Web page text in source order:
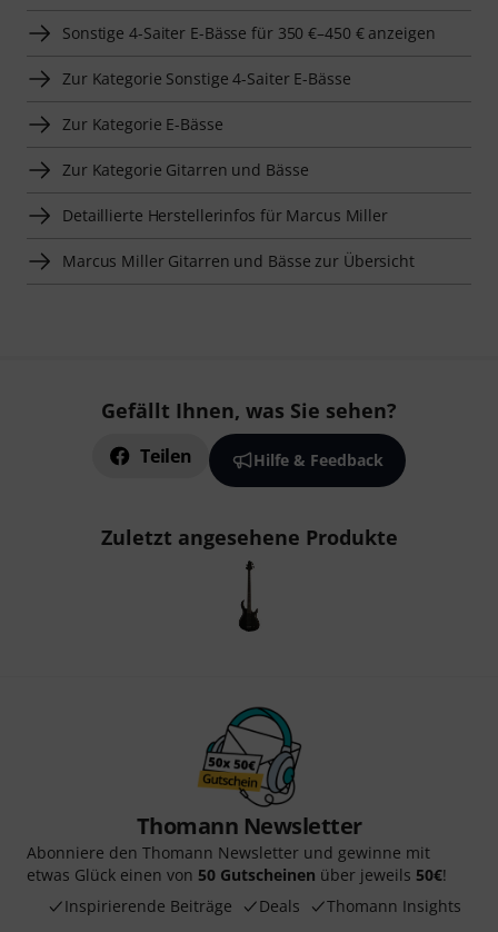
Sonstige 4-Saiter E-Bässe für 350 €–450 € anzeigen
Zur Kategorie Sonstige 4-Saiter E-Bässe
Zur Kategorie E-Bässe
Zur Kategorie Gitarren und Bässe
Detaillierte Herstellerinfos für Marcus Miller
Marcus Miller Gitarren und Bässe zur Übersicht
Gefällt Ihnen, was Sie sehen?
Teilen Hilfe & Feedback
Zuletzt angesehene Produkte
Thomann Newsletter
Abonniere den Thomann Newsletter und gewinne mit
etwas Glück einen von 50 Gutscheinen über jeweils 50€!
Inspirierende Beiträge
Deals Thomann Insights